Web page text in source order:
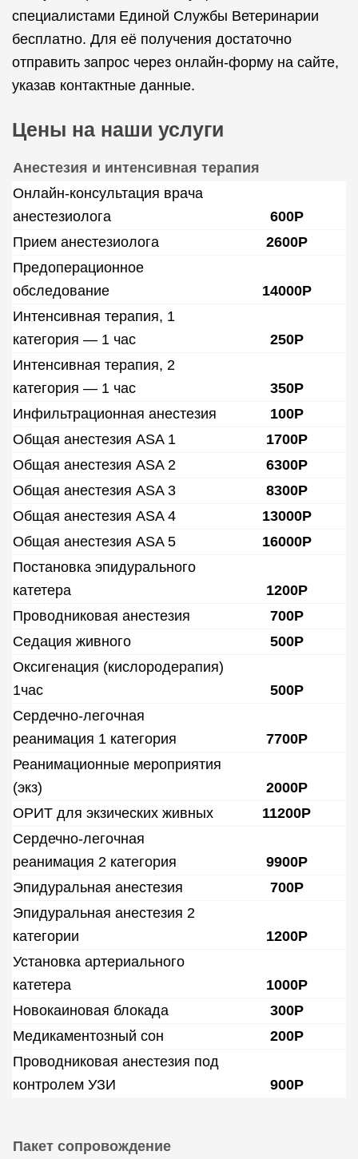
специалистами Единой Службы Ветеринарии
бесплатно. Для её получения достаточно
отправить запрос через онлайн-форму на сайте,
указав контактные данные.
Цены на наши услуги
Анестезия и интенсивная терапия
Онлайн-консультация врача
анестезиолога
600Р
Прием анестезиолога
2600Р
Предоперационное
обследование
14000Р
Интенсивная терапия, 1
категория — 1 час
250Р
Интенсивная терапия, 2
категория — 1 час
350Р
Инфильтрационная анестезия
100Р
Общая анестезия ASA 1
1700Р
Общая анестезия ASA 2
6300Р
Общая анестезия ASA 3
8300Р
Общая анестезия ASA 4
13000Р
Общая анестезия ASA 5
16000Р
Постановка эпидурального
катетера
1200Р
Проводниковая анестезия
700Р
Седация живного
500Р
Оксигенация (кислородерапия)
1час
500Р
Сердечно-легочная
реанимация 1 категория
7700Р
Реанимационные мероприятия
(экз)
2000Р
ОРИТ для экзических живных
11200Р
Сердечно-легочная
реанимация 2 категория
9900Р
Эпидуральная анестезия
700Р
Эпидуральная анестезия 2
категории
1200Р
Установка артериального
катетера
1000Р
Новокаиновая блокада
300Р
Медикаментозный сон
200Р
Проводниковая анестезия под
контролем УЗИ
900Р
Пакет сопровождение